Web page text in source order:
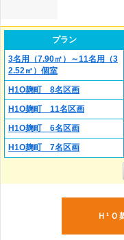
プラン
3名用（7.90㎡）～11名用（3
2.52㎡）個室
H1O麹町 8名区画
H1O麹町 11名区画
H1O麹町 6名区画
H1O麹町 7名区画
Ｈ¹Ｏ